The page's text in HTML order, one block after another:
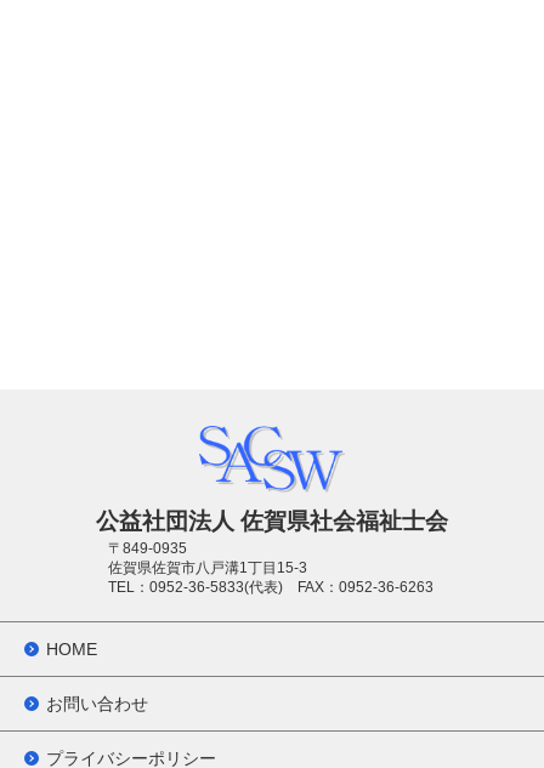
公益社団法人 佐賀県社会福祉士会
〒849-0935
佐賀県佐賀市八戸溝1丁目15-3
TEL：0952-36-5833(代表) FAX：0952-36-6263
HOME
お問い合わせ
プライバシーポリシー